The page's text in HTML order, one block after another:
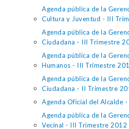
Agenda pública de la
Cultura y Juventud - III
Agenda pública de la
Ciudadana - III Trimestre
Agenda pública de la
Humanos - III Trimestre
Agenda pública de la
Ciudadana - II Trimestre
Agenda Oficial del Alcalde
Agenda pública de la
Vecinal - III Trimestre 2012